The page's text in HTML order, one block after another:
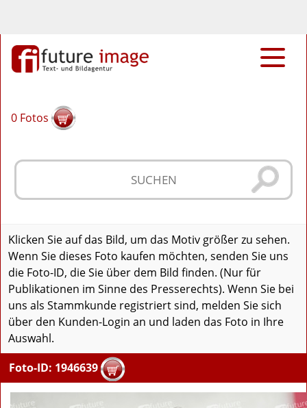
0 Fotos
Klicken Sie auf das Bild, um das Motiv größer zu sehen.
Wenn Sie dieses Foto kaufen möchten, senden Sie uns
die Foto-ID, die Sie über dem Bild finden. (Nur für
Publikationen im Sinne des Presserechts). Wenn Sie bei
uns als Stammkunde registriert sind, melden Sie sich
über den Kunden-Login an und laden das Foto in Ihre
Auswahl.
Foto-ID: 1946639